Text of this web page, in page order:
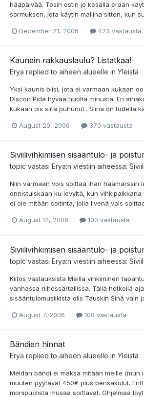
hääpäivää. Tosin ostin jo kesällä erään
sormuksen, jota käytin mallina sitten, kun
December 21, 2006 423 vastausta
Kaunein rakkauslaulu? Listatkaa!
Erya replied to aiheen alueelle in Yleistä
Yksi kaunis biisi, jota ei varmaan kukaan
Discon Pidä hyvää huolta minusta. En
kukaan ois siitä puhunut.. Siinä on todella
August 20, 2006 370 vastausta
Siviilivihkimisen sisääntulo- ja
topic vastasi Erya:n viestiin aiheessa:
Niin varmaan vois soittaa ihan häämarssin
onnistuiskaan ku levyltä, kun
ei ole mitään soitinta, jolla livenä vois
August 12, 2006 100 vastausta
Siviilivihkimisen sisääntulo- ja
topic vastasi Erya:n viestiin aiheessa:
Kiitos vastauksista Meillä vihkiminen
vanhassa riihessä/tallissa. Tällä hetkellä
sisääntulomusiikista olis Tauskin Sinä vain
August 7, 2006 100 vastausta
Bändien hinnat
Erya replied to aiheen alueelle in Yleistä
Meidän bändi ei maksa mitään meille (mun
muuten pyytävät 450€ plus bensakulut.
monipuolista musaa soittavat. Ohjelmaa